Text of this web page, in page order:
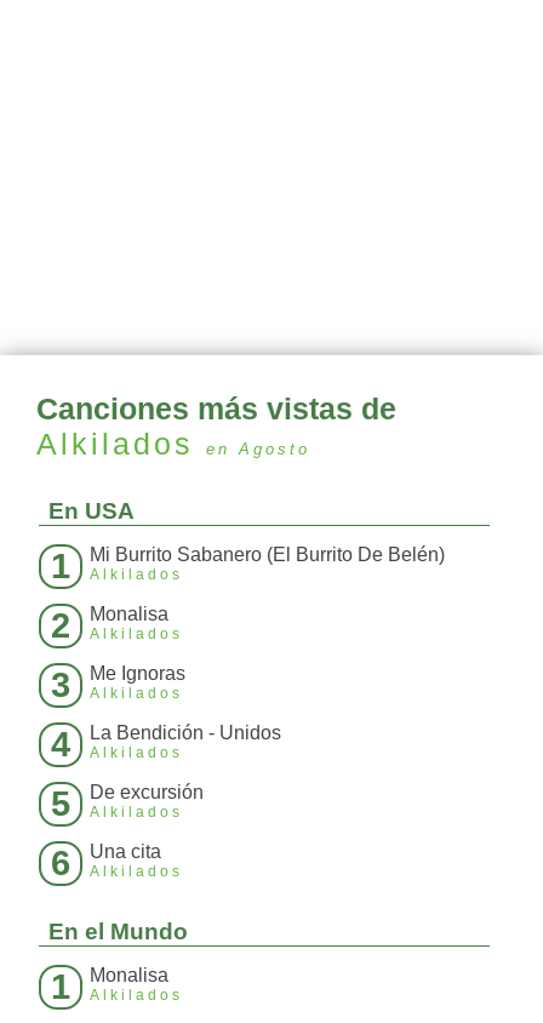
Canciones más vistas de
Alkilados
en Agosto
En USA
1 Mi Burrito Sabanero (El Burrito De Belén)
Alkilados
2 Monalisa
Alkilados
3 Me Ignoras
Alkilados
4 La Bendición - Unidos
Alkilados
5 De excursión
Alkilados
6 Una cita
Alkilados
En el Mundo
1 Monalisa
Alkilados